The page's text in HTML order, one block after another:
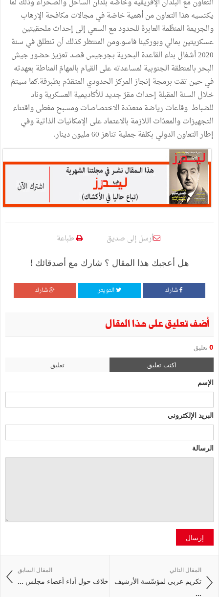
يكتسيه هذا التعاون من أهمية خاصّة في مجالات مكافحة الإرهاب
والجريمة المنظّمة العابرة للحدود مع السعي إلى إحداث ملحقيتين
عسكريتين بمالي وبوركينا فاسو.ومن المنتظر كذلك أن تنطلق في سنة
2020 أشغال بناء القاعدة البحرية بجرجيس قصد تعزيز حضور جيش
البحر بالمنطقة الجنوبية لمساعدته على القيام بالمهامّ المناطة بعهدته
في حين تمّت برمجة إنجاز المركز الحدودي المتقدّم بطبرقة.كما سيتمّ
خلال السنة المقبلة إحداث مقرّ جديد للأكاديمية العسكرية وناد
للضباط وقاعات رياضة متعدّدة الاختصاصات ومسبح مغطى واقتناء
التجهيزات والمعدّات اللازمة بالاعتماد على الإمكانيات الذاتية وفي
إطار التعاون الدولي بكلفة جملية تناهز 60 مليون دينار.
أرسل إلى صديق طباعة
هل أعجبك هذا المقال ؟ شارك مع أصدقائك !
شارك التويتر شارك
أضف تعليق على هذا المقال
0 تعليق
اكتب تعليق تعليق
الإسم
البريد الإلكتروني
الرسالة
إرسال
المقال السابق
خلاف حول أداء أعضاء مجلس ...
المقال التالي
تكريم عربي لمؤسّسة الأرشيف
...